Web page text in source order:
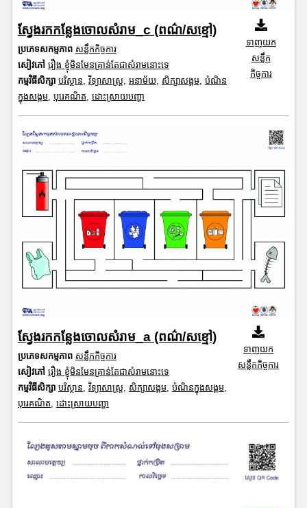
ស្វែងរកកន្លែងចោលសំរាម_c (ពណ៌/សខ្មៅ)
ប្រភេទសកម្មភាព សន្លឹកកិច្ចការ
សៀវភៅ រឿង ខ្ញុំមិនមែនគ្រាន់តែជាសំរាមនោះទេ
កម្មវិធីសិក្សា បរិស្ថាន វិទ្យាសាស្រ្ត អនាម័យ, សិក្សាសង្គម, បំណិន
ក្នុងសង្គម, បុរេគណិត ដោះស្រាយបញ្ហា
ទាញយក
សន្លឹក
កិច្ចការ
ស្វែងរកកន្លែងចោលសំរាម_a (ពណ៌/សខ្មៅ)
ប្រភេទសកម្មភាព សន្លឹកកិច្ចការ
សៀវភៅ រឿង ខ្ញុំមិនមែនគ្រាន់តែជាសំរាមនោះទេ
កម្មវិធីសិក្សា បរិស្ថាន វិទ្យាសាស្រ្ត សិក្សាសង្គម, បំណិនក្នុងសង្គម,
បុរេគណិត ដោះស្រាយបញ្ហា
ទាញយក
សន្លឹកកិច្ចការ